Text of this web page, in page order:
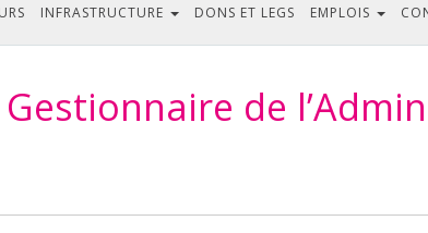
INFRASTRUCTURE DONS ET LEGS EMPLOIS
de